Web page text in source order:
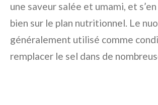
une saveur salée et umami, et
bien sur le plan nutritionnel. Le
généralement utilisé comme
remplacer le sel dans de